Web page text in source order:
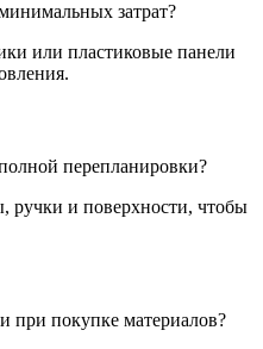
затрат?
или пластиковые панели
перепланировки?
ручки и поверхности, чтобы
при покупке материалов?